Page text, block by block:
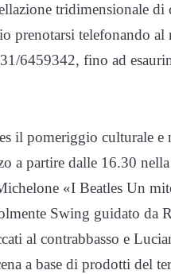
tridimensionale di
prenotarsi telefonando
6459342, fino ad
il pomeriggio culturale
a partire dalle 16.30
«I Beatles Un
Swing guidato da
al contrabbasso e
a base di prodotti del